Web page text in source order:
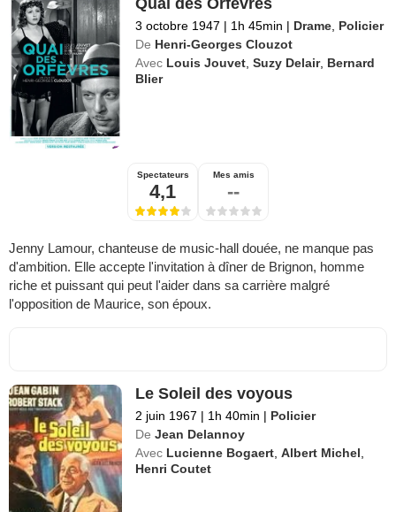
3 octobre 1947 | 1h 45min | Drame Policier
De Henri-Georges Clouzot
Avec Louis Jouvet ,Suzy Delair, Bernard
Blier
Spectateurs
4,1
Mes amis
--
Jenny Lamour, chanteuse de music-hall douée, ne manque pas
d'ambition. Elle accepte l'invitation à dîner de Brignon, homme
riche et puissant qui peut l'aider dans sa carrière malgré
l'opposition de Maurice, son époux.
Le Soleil des voyous
2 juin 1967 | 1h 40min | Policier
De Jean Delannoy
Avec Lucienne Bogaert ,Albert Michel
Henri Coutet